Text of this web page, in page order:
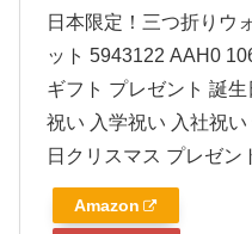
日本限定！三つ折りウ
ット 5943122 AAH0
ギフト プレゼント 誕生
祝い 入学祝い 入社祝い
日クリスマス プレゼン
Amazon